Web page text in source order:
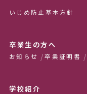
いじめ防止基本方針
卒業生の方へ
お知らせ 卒業証明書
学校紹介